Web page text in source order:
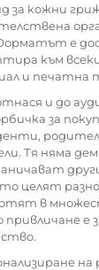
за кожни
е
към
и печатна
и до
за
Тя няма
целят
в
е
на